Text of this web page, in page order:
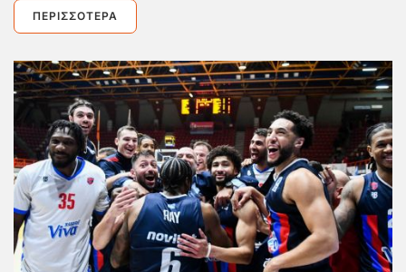
ΠΕΡΙΣΣΌΤΕΡΑ